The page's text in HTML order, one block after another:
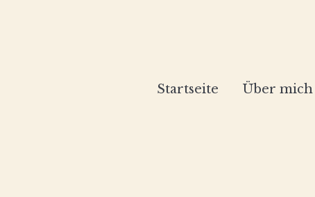
Startseite Über mich